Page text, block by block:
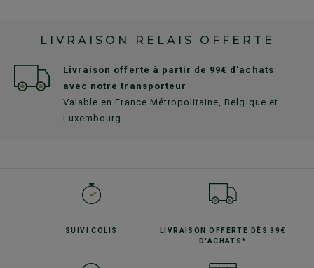
LIVRAISON RELAIS OFFERTE
Livraison offerte à partir de 99€ d'achats
avec notre transporteur
Valable en France Métropolitaine, Belgique et
Luxembourg.
SUIVICOLIS LIVRAISON OFFERTE
DÈS 99€
D'ACHATS*